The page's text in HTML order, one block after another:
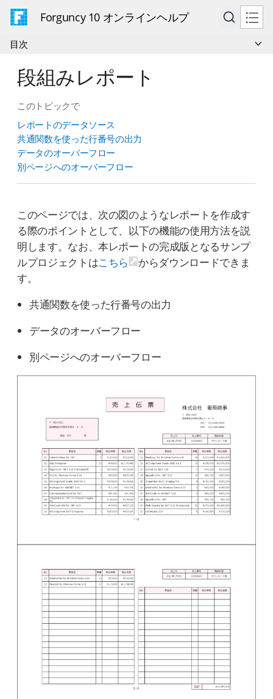
Forguncy 10 オンラインヘルプ
目次
段組みレポート
このトピックで
レポートのデータソース
共通関数を使った行番号の出力
データのオーバーフロー
別ページへのオーバーフロー
このページでは、次の図のようなレポートを作成す
る際のポイントとして、以下の機能の使用方法を説
明します。なお、本レポートの完成版となるサンプ
ルプロジェクトはこちら
からダウンロードできま
す。
共通関数を使った行番号の出力
データのオーバーフロー
別ページへのオーバーフロー